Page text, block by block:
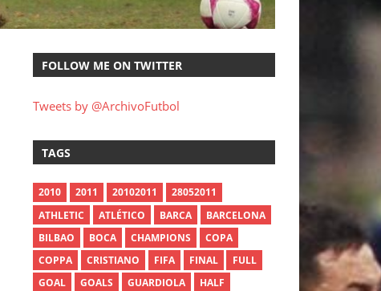
FOLLOW ME ON TWITTER
Tweets by @ArchivoFutbol
TAGS
2010 2011 20102011
28052011
ATHLETIC
ATLÉTICO BARCA
BARCELONA
BILBAO
BOCA CHAMPIONS
COPA
COPPA
CRISTIANO FIFA FINAL
FULL
GOAL
GOALS GUARDIOLA
HALF